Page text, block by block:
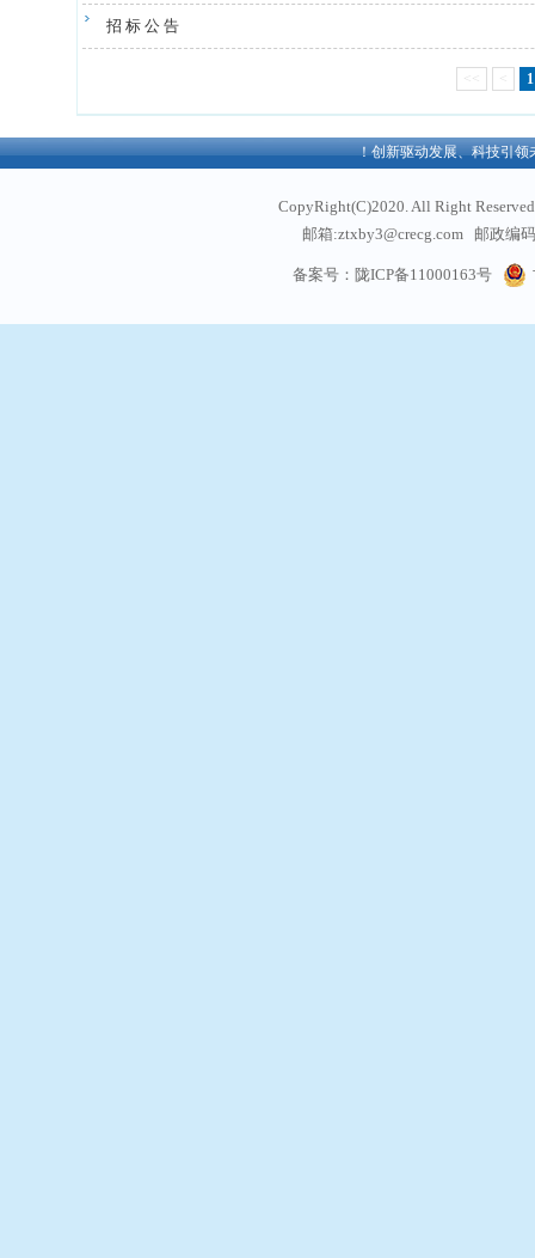
招 标 公 告
<< < 1
欢迎访问中铁西北科学院有限公司官方网站！创新驱动发展、科技引领未
CopyRight(C)2020. All Right
邮箱:ztxby3@crecg.com 邮政编
通信地址: 甘肃省兰
备案号：陇ICP备11000163号